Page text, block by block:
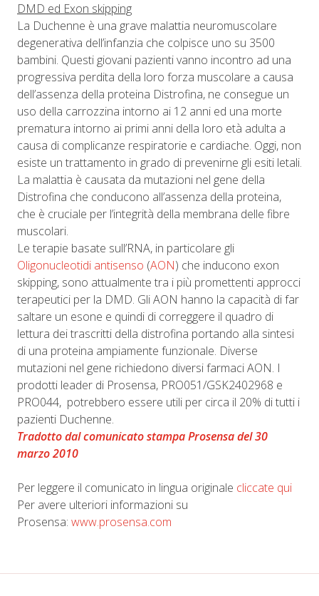
DMD ed Exon skipping
La Duchenne è una grave malattia neuromuscolare
degenerativa dell’infanzia che colpisce uno su 3500
bambini. Questi giovani pazienti vanno incontro ad una
progressiva perdita della loro forza muscolare a causa
dell’assenza della proteina Distrofina, ne consegue un
uso della carrozzina intorno ai 12 anni ed una morte
prematura intorno ai primi anni della loro età adulta a
causa di complicanze respiratorie e cardiache. Oggi, non
esiste un trattamento in grado di prevenirne gli esiti letali.
La malattia è causata da mutazioni nel gene della
Distrofina che conducono all’assenza della proteina,
che è cruciale per l’integrità della membrana delle fibre
muscolari.
Le terapie basate sull’RNA, in particolare gli
Oligonucleotidi antisenso (AON) che inducono exon
skipping, sono attualmente tra i più promettenti approcci
terapeutici per la DMD. Gli AON hanno la capacità di far
saltare un esone e quindi di correggere il quadro di
lettura dei trascritti della distrofina portando alla sintesi
di una proteina ampiamente funzionale. Diverse
mutazioni nel gene richiedono diversi farmaci AON. I
prodotti leader di Prosensa, PRO051/GSK2402968 e
PRO044, potrebbero essere utili per circa il 20% di tutti i
pazienti Duchenne.
Tradotto dal comunicato stampa Prosensa del 30
marzo 2010
Per leggere il comunicato in lingua originale cliccate qui
Per avere ulteriori informazioni su
Prosensa: www.prosensa.com